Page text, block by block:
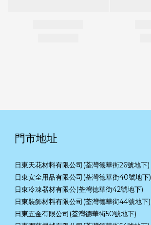
門市地址
日東天花材料有限公司(荃灣德華街26號地下)
日東安全用品有限公司(荃灣德華街40號地下)
日東冷凍器材有限公(荃灣德華街42號地下)
日東裝飾材料有限公司(荃灣德華街44號地下)
日東五金有限公司(荃灣德華街50號地下)